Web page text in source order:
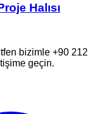
Halısı
bizimle +90 212
geçin.